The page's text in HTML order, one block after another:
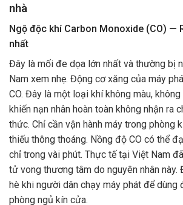
nhà
Ngộ độc khí Carbon Monoxide (CO) —
nhất
Đây là mối đe dọa lớn nhất và thường bị
Nam xem nhẹ. Động cơ xăng của máy
CO. Đây là một loại khí không màu,
khiến nạn nhân hoàn toàn không nhận ra
thức. Chỉ cần vận hành máy trong phòng
thiếu thông thoáng. Nồng độ CO có thể
chỉ trong vài phút. Thực tế tại Việt Nam
tử vong thương tâm do nguyên nhân này.
hè khi người dân chạy máy phát để dùng
phòng ngủ kín cửa.